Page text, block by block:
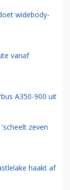
widebody-
vanaf
A350-900 uit
zeven
haakt af